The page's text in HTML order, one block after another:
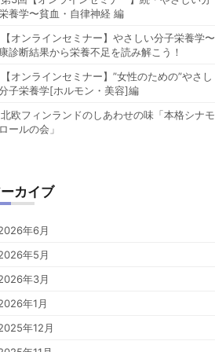
養学〜貧血・自律神経 編
【オンラインセミナー】やさしい分子栄養学〜
診断結果から栄養不足を読み解こう！
【オンラインセミナー】”女性のための”やさし
子栄養学[ホルモン・美容]編
北欧フィンランドのしあわせの味「本格シナモ
ールの会」
カイブ
年6月
年5月
年3月
年1月
年12月